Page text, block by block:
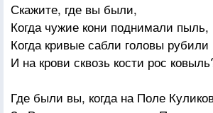
Скажите, где вы были,
Когда чужие кони поднимали пыль,
Когда кривые сабли головы рубили
И на крови сквозь кости рос
Где были вы, когда на Поле